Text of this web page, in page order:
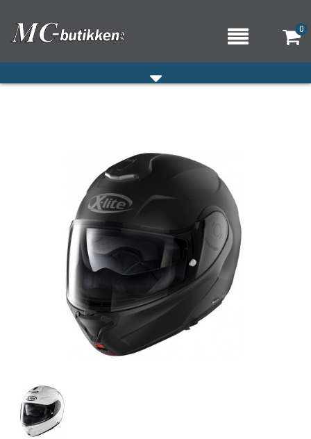
0
OM OSS/ÅPNINGSTIDER
KONTAKT OSS